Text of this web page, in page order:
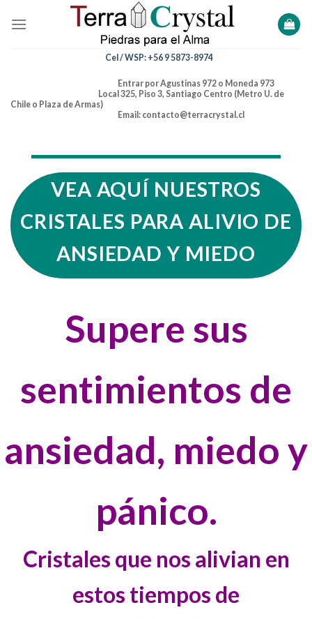
Cel / WSP: +56 9 5873-8974
Entrar por Agustinas 972 o Moneda 973
Local 325, Piso 3, Santiago Centro (Metro U. de
Chile o Plaza de Armas)
Email: contacto@terracrystal.cl
VEA AQUÍ NUESTROS
CRISTALES PARA ALIVIO DE
ANSIEDAD Y MIEDO
Supere sus
sentimientos de
ansiedad, miedo y
pánico.
Cristales que nos alivian en
estos tiempos de